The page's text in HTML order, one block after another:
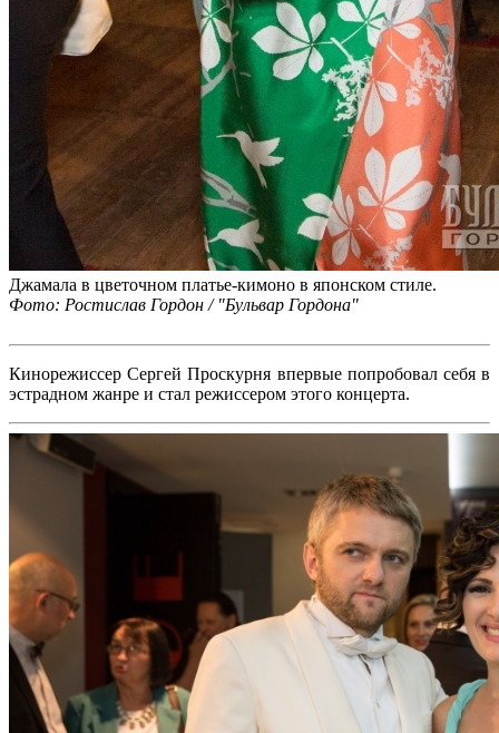
Джамала в цветочном платье-кимоно в японском стиле.
Фото: Ростислав Гордон / "Бульвар Гордона"
Кинорежиссер Сергей Проскурня впервые попробовал себя в
эстрадном жанре и стал режиссером этого концерта.